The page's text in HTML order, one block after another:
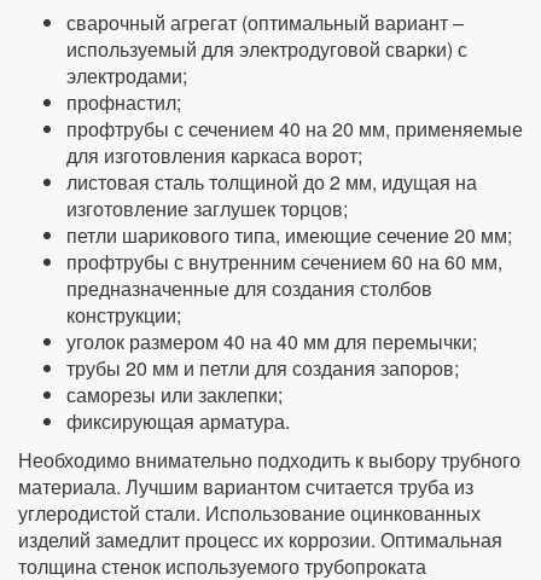
сварочный агрегат (оптимальный вариант –
используемый для электродуговой сварки) с
электродами;
профнастил;
профтрубы с сечением 40 на 20 мм, применяемые
для изготовления каркаса ворот;
листовая сталь толщиной до 2 мм, идущая на
изготовление заглушек торцов;
петли шарикового типа, имеющие сечение 20 мм;
профтрубы с внутренним сечением 60 на 60 мм,
предназначенные для создания столбов
конструкции;
уголок размером 40 на 40 мм для перемычки;
трубы 20 мм и петли для создания запоров;
саморезы или заклепки;
фиксирующая арматура.
Необходимо внимательно подходить к выбору трубного
материала. Лучшим вариантом считается труба из
углеродистой стали. Использование оцинкованных
изделий замедлит процесс их коррозии. Оптимальная
толщина стенок используемого трубопроката